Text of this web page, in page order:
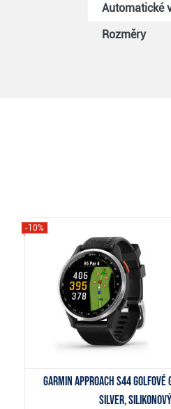
Automatické
Rozměry
Garmin Approach S44
Silver,
-10%